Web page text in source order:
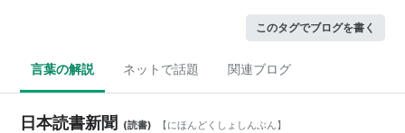
このタグでブログを書く
言葉の解説 ネットで話題 関連ブログ
日本読書新聞 (読書) 【にほんどくしょしんぶん】